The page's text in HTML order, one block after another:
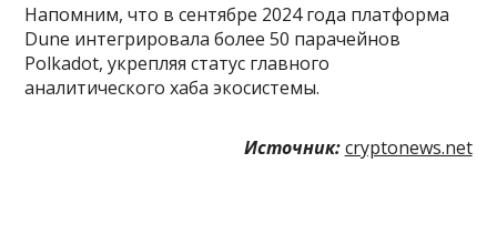
Напомним, что в сентябре 2024 года платформа
Dune интегрировала более 50 парачейнов
Polkadot, укрепляя статус главного
аналитического хаба экосистемы.
Источник: cryptonews.net